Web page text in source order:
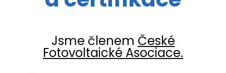
Jsme členem České
Fotovoltaické Asociace.